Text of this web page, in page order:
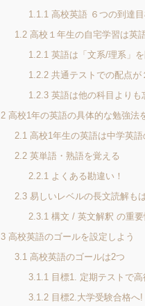
1.1.1 高校英語 ６つの到達
1.2高校１年生の自宅学習は英
1.2.1 英語は「文系/理系」
1.2.2共通テストでの配点が
1.2.3英語は他の科目よりも
2 高校1年の英語の具体的な勉強法
2.1 高校1年生の英語は中学英
2.2英単語・熟語を覚える
2.2.1 よくある勘違い！
2.3易しいレベルの長文読解も
2.3.1 構文 / 英文解釈 の重要
3 高校英語のゴールを設定しよう
3.1 高校英語のゴールは2つ
3.1.1
目標1. 定期テストで高
3.1.2目標2.大学受験合格へ!